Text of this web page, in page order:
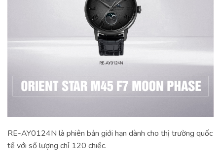
RE-AY0124N là phiên bản giới hạn dành cho thị trường quốc
tế với số lượng chỉ 120 chiếc.